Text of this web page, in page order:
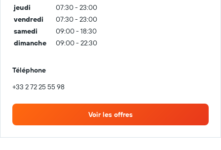
jeudi
07:30 - 23:00
vendredi
07:30 - 23:00
samedi
09:00 - 18:30
dimanche
09:00 - 22:30
Téléphone
+33 2 72 25 55 98
Voir les offres